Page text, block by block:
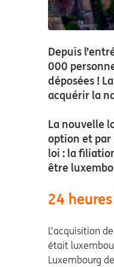
Depuis
000
déposées !
acquérir la
La nouvelle
option et
loi : la
être
24
L’acquisition
était
Luxembourg